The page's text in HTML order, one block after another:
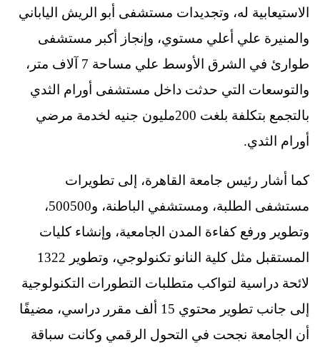
الاستيعابية له، وتجديدات مستشفى أبو الريش الياباني
والمنيرة علي أعلي مستوي، وإنجاز أكبر مستشفى
طوارئ في الشرق الأوسط علي مساحة 7 آلاف متر،
والتوسعات التي حدثت داخل مستشفى أورام الثدي
بالتجمع بتكلفة بلغت 200مليون جنيه لخدمة مرضي
أورام الثدي.
كما أشار رئيس جامعة القاهرة، إلى تطويرات
مستشفى الطلبة، ومستشفي الباطنة، و500500،
وتطوير ورفع كفاءة المدن الجامعية، وإنشاء كليات
المستقبل مثل كلية النانو تكنولوجي، وتطوير 1322
لائحة دراسية لتواكب متطلبات التطورات التكنولوجية
إلى جانب تطوير محتوي 15 ألف مقرر دراسي، مضيفًا
أن الجامعة نجحت في التحول الرقمي وكانت سباقة